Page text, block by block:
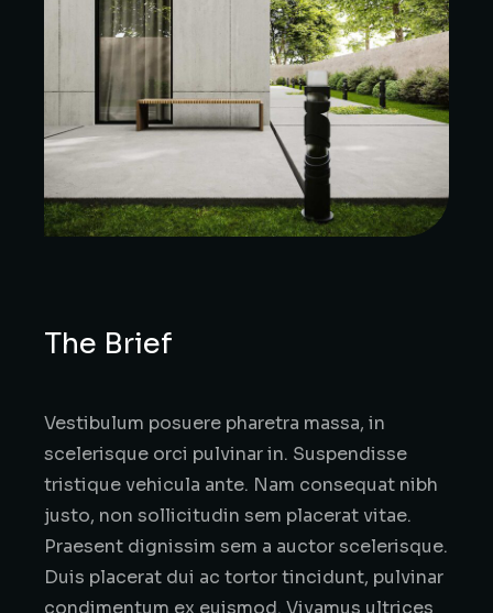
The Brief
Vestibulum posuere pharetra massa, in
scelerisque orci pulvinar in. Suspendisse
tristique vehicula ante. Nam consequat nibh
justo, non sollicitudin sem placerat vitae.
Praesent dignissim sem a auctor scelerisque.
Duis placerat dui ac tortor tincidunt, pulvinar